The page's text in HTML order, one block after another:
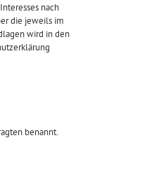
nach
die jeweils im
wird in den
benannt.